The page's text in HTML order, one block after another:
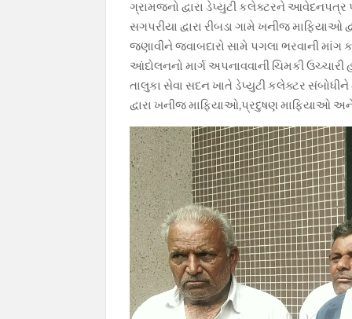
ગ્રામજનો દ્વારા ડેપ્યુટી કલેક્ટરને આવેદનપત્ર
સગપરીયા દ્વારા રીબડા ગામે ખનીજ
જણાવીને જવાબદારો સામે પગલા ભરવાની માંગ
આંદોલનનો માર્ગ અપનાવવાની ચિમકી
તાલુકા સેવા સદન ખાતે ડેપ્યુટી કલેક્ટર
દ્વારા ખનીજ માફિયાઓ,પ્રદુષણ માફિયાઓ
Video
Player